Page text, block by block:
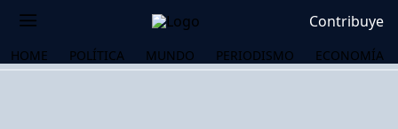
Contribuye
HOME POLÍTICA MUNDO PERIODISMO ECONOMÍA